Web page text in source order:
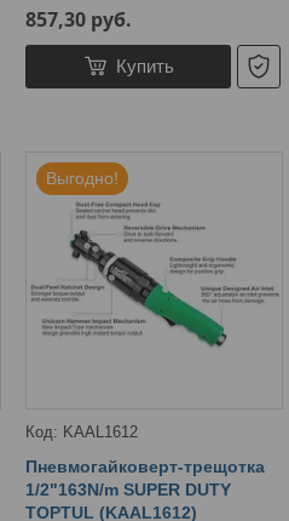
857,30 руб.
Купить
Выгодно!
KAAL1612
Пневмогайковерт-трещотка
1/2"163N/m SUPER DUTY
TOPTUL (KAAL1612)